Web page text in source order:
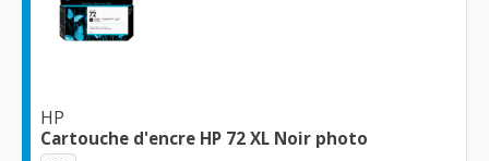
HP
Cartouche d'encre HP 72 XL Noir photo